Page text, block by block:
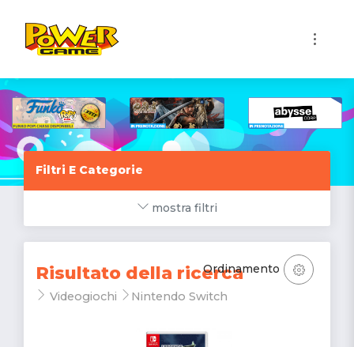
Filtri E Categorie
mostra filtri
Risultato della ricerca
Videogiochi Nintendo Switch
Ordinamento